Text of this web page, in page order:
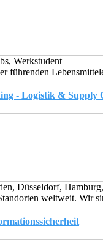
Werkstudent
führenden
- Logistik & Supply
Düsseldorf,
weltweit. Wir